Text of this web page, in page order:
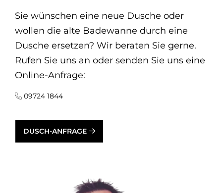
Sie wünschen eine neue Dusche oder
wollen die alte Badewanne durch eine
Dusche ersetzen? Wir beraten Sie gerne.
Rufen Sie uns an oder senden Sie uns eine
Online-Anfrage:
09724 1844
DUSCH-ANFRAGE